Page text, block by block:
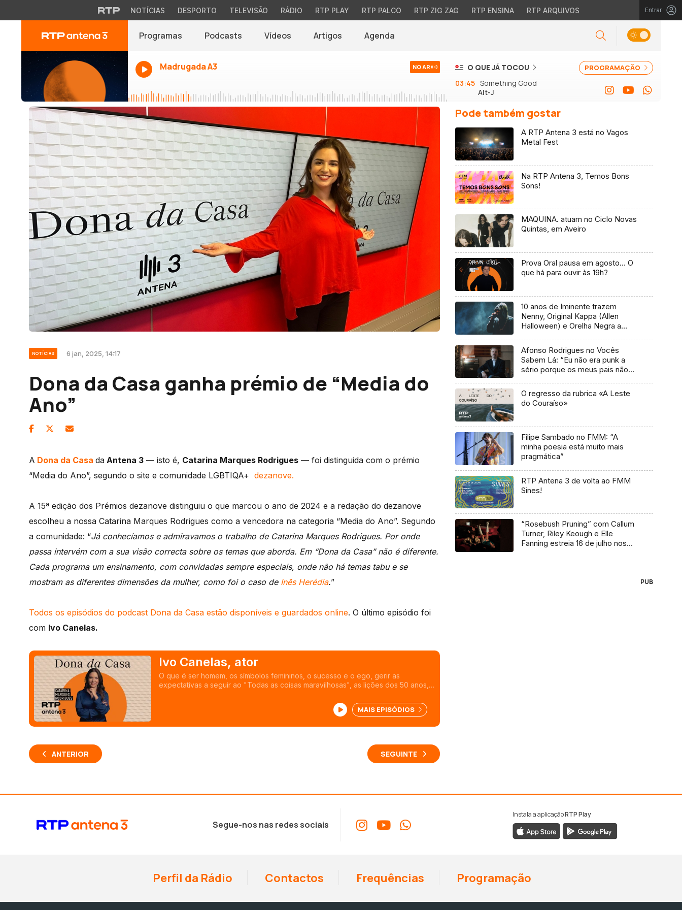
NOTÍCIAS DESPORTO TELEVISÃO RÁDIO RTP PLAY RTP PALCO RTP ZIG ZAG RTP ENSINA RTP ARQUIVOS Entrar
Programas Podcasts Vídeos Artigos Agenda
Madrugada A3 NO AR PROGRAMAÇÃO
O QUE JÁ TOCOU
03:45 Something Good
Alt-J
NOTÍCIAS 6 jan, 2025, 14:17
Dona da Casa ganha prémio de “Media do
Ano”
A Dona da Casa da Antena 3 — isto é, Catarina Marques Rodrigues — foi distinguida com o prémio
“Media do Ano”, segundo o site e comunidade LGBTIQA+ dezanove.
A 15ª edição dos Prémios dezanove distinguiu o que marcou o ano de 2024 e a redação do dezanove
escolheu a nossa Catarina Marques Rodrigues como a vencedora na categoria “Media do Ano”. Segundo
a comunidade: “Já conhecíamos e admiravamos o trabalho de Catarina Marques Rodrigues. Por onde
passa intervém com a sua visão correcta sobre os temas que aborda. Em “Dona da Casa” não é diferente.
Cada programa um ensinamento, com convidadas sempre especiais, onde não há temas tabu e se
mostram as diferentes dimensões da mulher, como foi o caso de Inês Herédia.”
Todos os episódios do podcast Dona da Casa estão disponíveis e guardados online. O último episódio foi
com Ivo Canelas.
Ivo Canelas, ator
O que é ser homem, os símbolos femininos, o sucesso e o ego, gerir as
expectativas a seguir ao "Todas as coisas maravilhosas", as lições dos 50 anos, a
MAIS EPISÓDIOS
ANTERIOR SEGUINTE
Pode também gostar
A RTP Antena 3 está no Vagos
Metal Fest
Na RTP Antena 3, Temos Bons
Sons!
MAQUINA. atuam no Ciclo Novas
Quintas, em Aveiro
Prova Oral pausa em agosto… O
que há para ouvir às 19h?
10 anos de Iminente trazem
Nenny, Original Kappa (Allen
Halloween) e Orelha Negra a
Afonso Rodrigues no Vocês
Sabem Lá: “Eu não era punk a
sério porque os meus pais não
O regresso da rubrica «A Leste
do Couraíso»
Filipe Sambado no FMM: “A
minha poesia está muito mais
pragmática”
RTP Antena 3 de volta ao FMM
Sines!
“Rosebush Pruning” com Callum
Turner, Riley Keough e Elle
Fanning estreia 16 de julho nos
PUB
Segue-nos nas redes sociais
Instala a aplicaçãoRTP Play
Perfil da Rádio Contactos Frequências Programação